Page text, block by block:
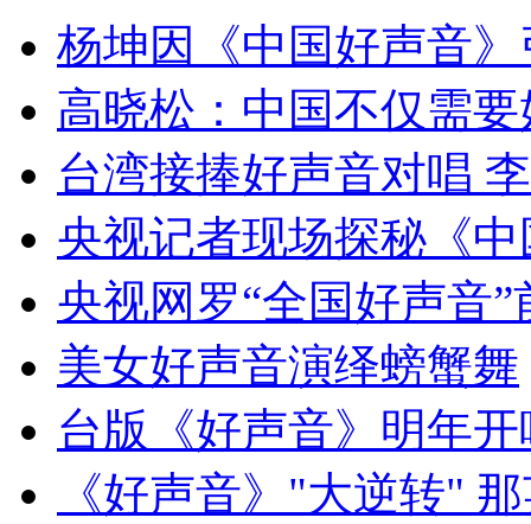
山西运城恶犬咬伤多人 警民合力深夜将其击毙
女孩北京地铁殴打老人 痛下狠手拳打脚踢
无痛分娩是否安全 医生回应
外交部：反对强权政治霸凌主义
杨坤因《中国好声音
高晓松：中国不仅需
台湾接捧好声音对唱
央视记者现场探秘《
央视网罗“全国好声音
美女好声音演绎螃蟹舞
台版《好声音》明年
《好声音》"大逆转"